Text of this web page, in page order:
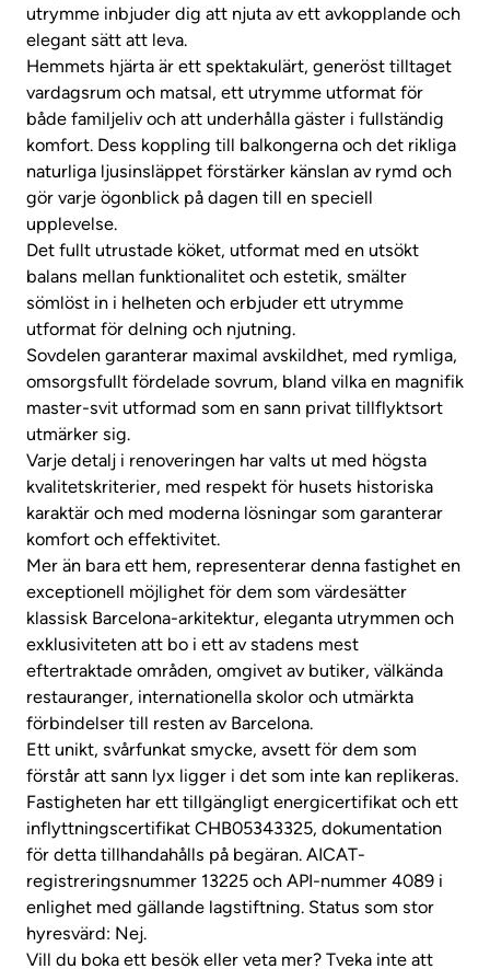
utrymme inbjuder dig att njuta av ett avkopplande och
elegant sätt att leva.
Hemmets hjärta är ett spektakulärt, generöst tilltaget
vardagsrum och matsal, ett utrymme utformat för
både familjeliv och att underhålla gäster i fullständig
komfort. Dess koppling till balkongerna och det rikliga
naturliga ljusinsläppet förstärker känslan av rymd och
gör varje ögonblick på dagen till en speciell
upplevelse.
Det fullt utrustade köket, utformat med en utsökt
balans mellan funktionalitet och estetik, smälter
sömlöst in i helheten och erbjuder ett utrymme
utformat för delning och njutning.
Sovdelen garanterar maximal avskildhet, med rymliga,
omsorgsfullt fördelade sovrum, bland vilka en magnifik
master-svit utformad som en sann privat tillflyktsort
utmärker sig.
Varje detalj i renoveringen har valts ut med högsta
kvalitetskriterier, med respekt för husets historiska
karaktär och med moderna lösningar som garanterar
komfort och effektivitet.
Mer än bara ett hem, representerar denna fastighet en
exceptionell möjlighet för dem som värdesätter
klassisk Barcelona-arkitektur, eleganta utrymmen och
exklusiviteten att bo i ett av stadens mest
eftertraktade områden, omgivet av butiker, välkända
restauranger, internationella skolor och utmärkta
förbindelser till resten av Barcelona.
Ett unikt, svårfunkat smycke, avsett för dem som
förstår att sann lyx ligger i det som inte kan replikeras.
Fastigheten har ett tillgängligt energicertifikat och ett
inflyttningscertifikat CHB05343325, dokumentation
för detta tillhandahålls på begäran. AICAT-
registreringsnummer 13225 och API-nummer 4089 i
enlighet med gällande lagstiftning. Status som stor
hyresvärd: Nej.
Vill du boka ett besök eller veta mer? Tveka inte att